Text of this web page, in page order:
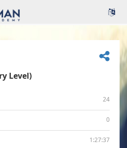
Level)
24
0
1:27:37